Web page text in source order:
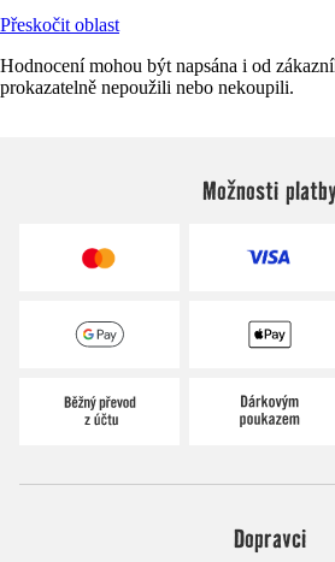
Přeskočit oblast
Hodnocení mohou být napsána i od
prokazatelně nepoužili nebo nekoupili.
Možnosti
Dopravci